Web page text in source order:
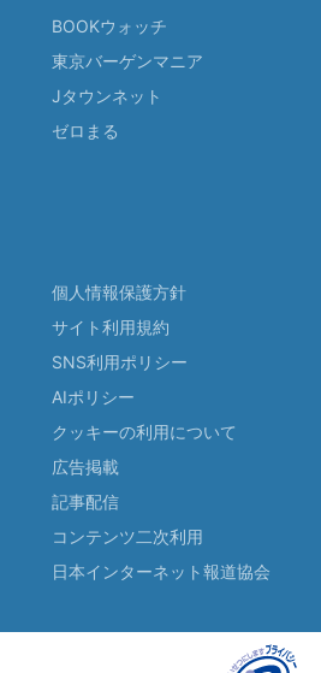
BOOKウォッチ
東京バーゲンマニア
Jタウンネット
ゼロまる
個人情報保護方針
サイト利用規約
SNS利用ポリシー
AIポリシー
クッキーの利用について
広告掲載
記事配信
コンテンツ二次利用
日本インターネット報道協会